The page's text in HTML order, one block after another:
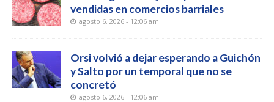
vendidas en comercios barriales
agosto 6, 2026 - 12:06 am
Orsi volvió a dejar esperando a Guichón
y Salto por un temporal que no se
concretó
agosto 6, 2026 - 12:06 am